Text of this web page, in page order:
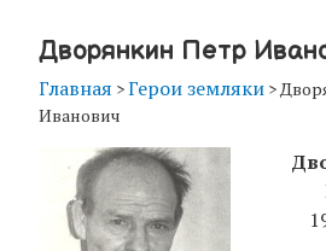
Дворянкин Петр
Главная >Герои земляки >
Иванович